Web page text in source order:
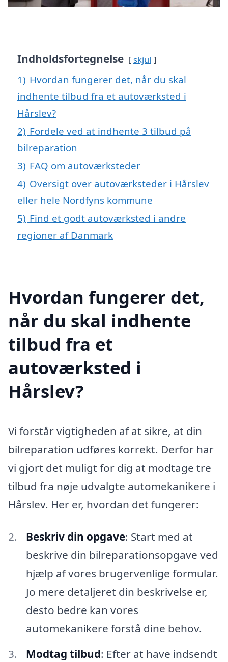
Indholdsfortegnelse skjul
1) Hvordan fungerer det, når du skal
indhente tilbud fra et autoværksted i
Hårslev?
2) Fordele ved at indhente 3 tilbud på
bilreparation
3) FAQ om autoværksteder
4) Oversigt over autoværksteder i Hårslev
eller hele Nordfyns kommune
5) Find et godt autoværksted i andre
regioner af Danmark
Hvordan fungerer det,
når du skal indhente
tilbud fra et
autoværksted i
Hårslev?
Vi forstår vigtigheden af at sikre, at din
bilreparation udføres korrekt. Derfor har
vi gjort det muligt for dig at modtage tre
tilbud fra nøje udvalgte automekanikere i
Hårslev. Her er, hvordan det fungerer:
Beskriv din opgave: Start med at
beskrive din bilreparationsopgave ved
hjælp af vores brugervenlige formular.
Jo mere detaljeret din beskrivelse er,
desto bedre kan vores
automekanikere forstå dine behov.
Modtag tilbud: Efter at have indsendt